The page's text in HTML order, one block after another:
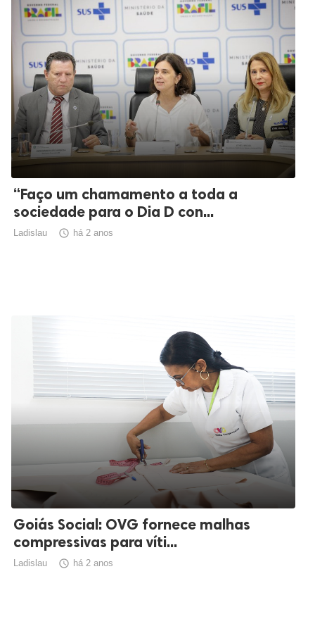
“Faço um chamamento a toda a
sociedade para o Dia D con...
Ladislau  há 2 anos
Goiás Social: OVG fornece malhas
compressivas para víti...
Ladislau  há 2 anos